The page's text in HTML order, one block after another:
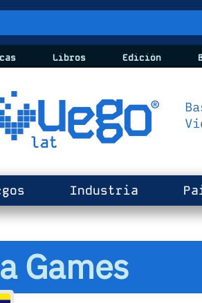
Libros Edición
Industria
Games